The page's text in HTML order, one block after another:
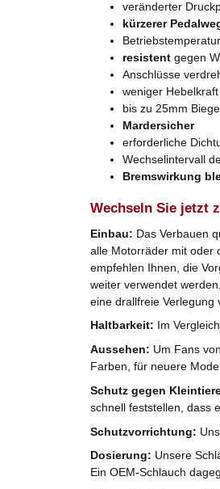
veränderter
kürzerer
resistent gegen
Anschlüsse
weniger
bis zu 25mm
Mardersicher
erforderliche
Wechselintervall
Bremswirkung
Wechseln Sie jetzt
Einbau: Das Verbauen
alle Motorräder mit oder
empfehlen Ihnen, die
weiter verwendet
eine drallfreie Verlegung
Haltbarkeit: Im
Aussehen: Um Fans
Farben, für neuere
Schutz gegen
schnell feststellen, dass
Schutzvorrichtung:
Dosierung: Unsere
Ein OEM-Schlauch